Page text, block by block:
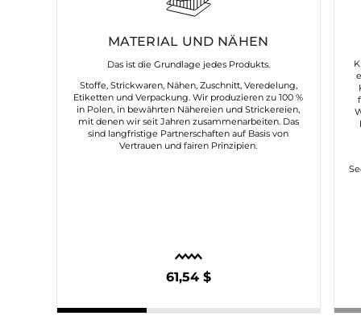
MATERIAL UND NÄHEN
Das ist die Grundlage jedes Produkts.
Stoffe, Strickwaren, Nähen, Zuschnitt, Veredelung,
Etiketten und Verpackung. Wir produzieren zu 100 %
in Polen, in bewährten Nähereien und Strickereien,
mit denen wir seit Jahren zusammenarbeiten. Das
sind langfristige Partnerschaften auf Basis von
Vertrauen und fairen Prinzipien.
61,54 $